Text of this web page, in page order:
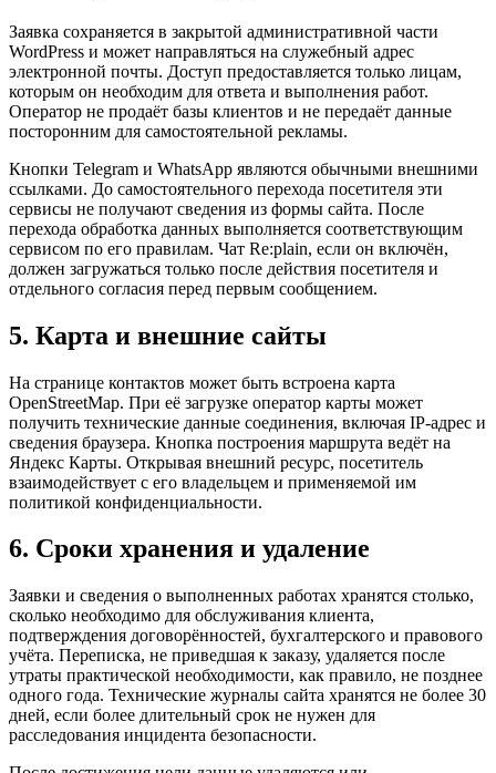
Заявка сохраняется в закрытой административной части
WordPress и может направляться на служебный адрес
электронной почты. Доступ предоставляется только лицам,
которым он необходим для ответа и выполнения работ.
Оператор не продаёт базы клиентов и не передаёт данные
посторонним для самостоятельной рекламы.
Кнопки Telegram и WhatsApp являются обычными внешними
ссылками. До самостоятельного перехода посетителя эти
сервисы не получают сведения из формы сайта. После
перехода обработка данных выполняется соответствующим
сервисом по его правилам. Чат Re:plain, если он включён,
должен загружаться только после действия посетителя и
отдельного согласия перед первым сообщением.
5. Карта и внешние сайты
На странице контактов может быть встроена карта
OpenStreetMap. При её загрузке оператор карты может
получить технические данные соединения, включая IP-адрес и
сведения браузера. Кнопка построения маршрута ведёт на
Яндекс Карты. Открывая внешний ресурс, посетитель
взаимодействует с его владельцем и применяемой им
политикой конфиденциальности.
6. Сроки хранения и удаление
Заявки и сведения о выполненных работах хранятся столько,
сколько необходимо для обслуживания клиента,
подтверждения договорённостей, бухгалтерского и правового
учёта. Переписка, не приведшая к заказу, удаляется после
утраты практической необходимости, как правило, не позднее
одного года. Технические журналы сайта хранятся не более 30
дней, если более длительный срок не нужен для
расследования инцидента безопасности.